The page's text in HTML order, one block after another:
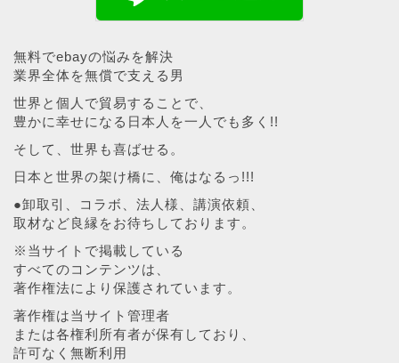
無料でebayの悩みを解決
業界全体を無償で支える男
世界と個人で貿易することで、
豊かに幸せになる日本人を一人でも多く!!
そして、世界も喜ばせる。
日本と世界の架け橋に、俺はなるっ!!!
●卸取引、コラボ、法人様、講演依頼、
取材など良縁をお待ちしております。
※当サイトで掲載している
すべてのコンテンツは、
著作権法により保護されています。
著作権は当サイト管理者
または各権利所有者が保有しており、
許可なく無断利用